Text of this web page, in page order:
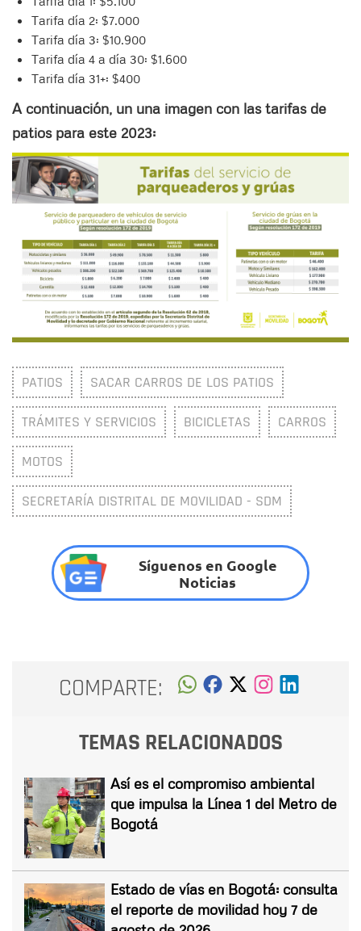
Tarifa día 2: $7.000
Tarifa día 3: $10.900
Tarifa día 4 a día 30: $1.600
Tarifa día 31+: $400
A continuación, un una imagen con las tarifas de
patios para este 2023:
PATIOS SACAR CARROS DE LOS PATIOS
TRÁMITES Y SERVICIOS BICICLETAS CARROS
MOTOS
SECRETARÍA DISTRITAL DE MOVILIDAD - SDM
Síguenos en Google
Noticias
COMPARTE:
TEMAS RELACIONADOS
Así es el compromiso ambiental
que impulsa la Línea 1 del Metro de
Bogotá
Estado de vías en Bogotá: consulta
el reporte de movilidad hoy 7 de